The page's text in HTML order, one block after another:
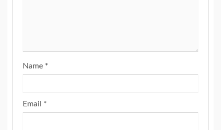
Name *
Email *